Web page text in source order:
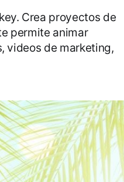
Crea proyectos de
permite animar
videos de marketing,